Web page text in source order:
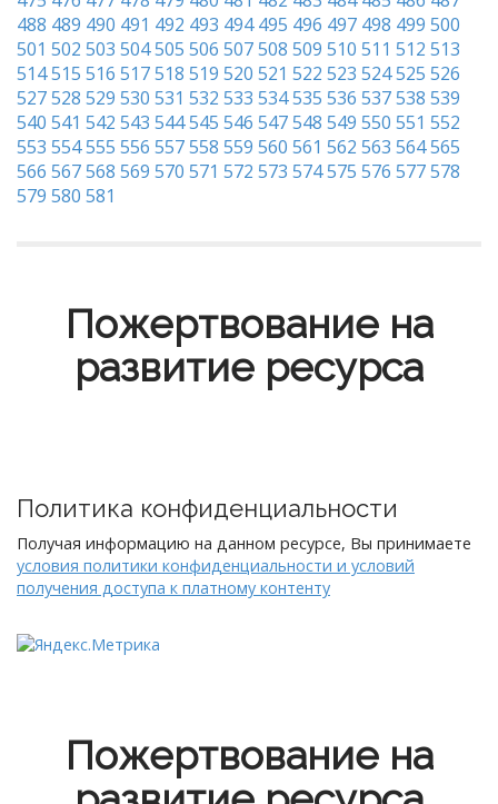
488 489 490 491 492 493 494 495 496 497 498 499 500
501 502 503 504505 506 507508 509 510 511 512 513
514515 516 517518 519 520 521 522 523 524525 526
527528 529 530 531 532 533 534535 536 537538 539
540 541 542 543 544545 546 547548 549 550 551 552
553 554555 556 557558 559 560 561 562 563 564565
566 567568 569 570 571 572 573 574575 576 577578
579 580 581
Пожертвование на
развитие ресурса
Политика конфиденциальности
Получая информацию на данном ресурсе, Вы принимаете
условия политики конфиденциальности и условий
получения доступа к платному контенту
Пожертвование на